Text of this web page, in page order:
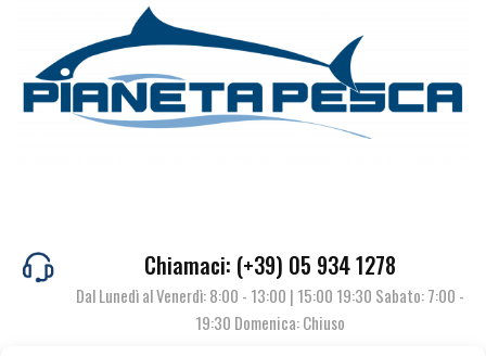
Chiamaci: (+39) 05 934 1278
Dal Lunedì al Venerdì: 8:00 - 13:00 | 15:00 19:30 Sabato: 7:00 -
19:30 Domenica: Chiuso